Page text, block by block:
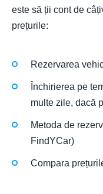
este să ții cont de
prețurile:
Rezervarea
Închirierea pe
multe zile, dacă
Metoda de
FindYCar)
Compara